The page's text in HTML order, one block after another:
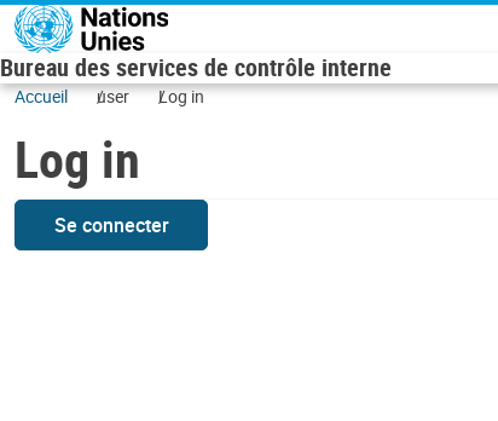
Skip to main content
Bureau des services de contrôle interne
Accueil user Log in
Log in
Se connecter